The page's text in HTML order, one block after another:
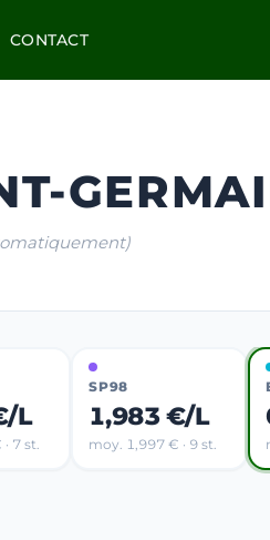
CONTACT
L
7 st.
SP98
1,983 €/L
moy. 1,997 € · 9 st.